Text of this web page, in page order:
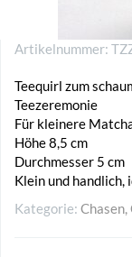
Artikelnummer:
Teequirl zum
Teezeremonie
Für kleinere
Höhe 8,5 cm
Durchmesser 5 cm
Klein und handlich,
Kategorie: